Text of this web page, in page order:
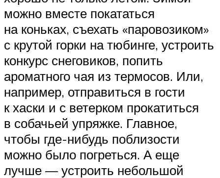
можно вместе покататься
на коньках, съехать «паровозиком»
с крутой горки на тюбинге, устроить
конкурс снеговиков, попить
ароматного чая из термосов. Или,
например, отправиться в гости
к хаски и с ветерком прокатиться
в собачьей упряжке. Главное,
чтобы где-нибудь поблизости
можно было погреться. А еще
лучше — устроить небольшой